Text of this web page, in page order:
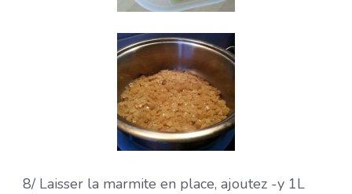
8/ Laisser la marmite en place, ajoutez -y 1L